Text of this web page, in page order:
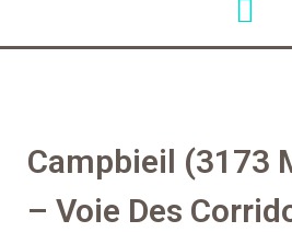
Campbieil (3173
– Voie Des